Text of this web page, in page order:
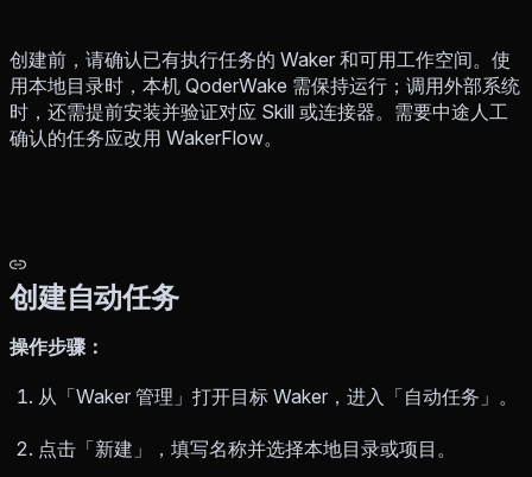
创建前，请确认已有执行任务的 Waker 和可用工作空间。使
用本地目录时，本机 QoderWake 需保持运行；调用外部系统
时，还需提前安装并验证对应 Skill 或连接器。需要中途人工
确认的任务应改用 WakerFlow。
创建自动任务
操作步骤：
从「Waker 管理」打开目标 Waker，进入「自动任务」。
点击「新建」，填写名称并选择本地目录或项目。